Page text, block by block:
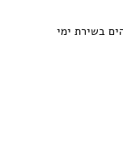
בשירת ימי